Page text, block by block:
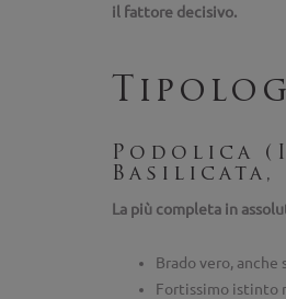
il fattore decisivo.
Podolica
Basilicata,
La più completa in
Brado vero, anche
Fortissimo istinto